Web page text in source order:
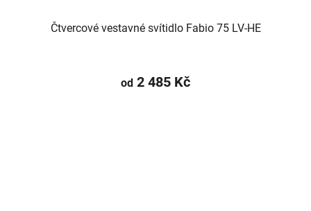
Čtvercové vestavné svítidlo Fabio 75 LV-HE
od 2 485 Kč